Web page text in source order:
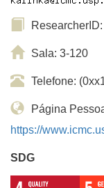
ResearcherID:
Sala: 3-120
Telefone:
Página
https://
SDG